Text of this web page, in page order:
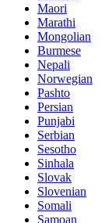
Maori
Marathi
Mongolian
Burmese
Nepali
Norwegian
Pashto
Persian
Punjabi
Serbian
Sesotho
Sinhala
Slovak
Slovenian
Somali
Samoan